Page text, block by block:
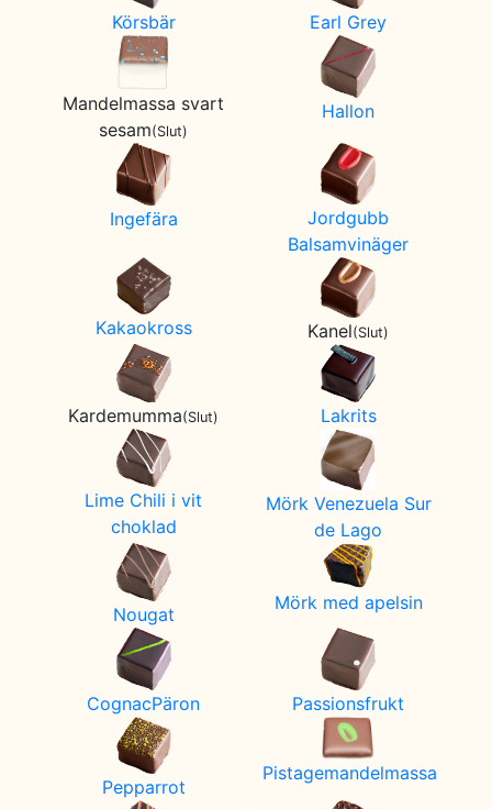
Körsbär Earl Grey
Mandelmassa svart
sesam(Slut)
Hallon
Ingefära
Jordgubb
Balsamvinäger
Kakaokross Kanel(Slut)
Kardemumma(Slut) Lakrits
Lime Chili i vit
choklad
Mörk Venezuela Sur
de Lago
Nougat
Mörk med apelsin
CognacPäron Passionsfrukt
Pepparrot
Pistagemandelmassa